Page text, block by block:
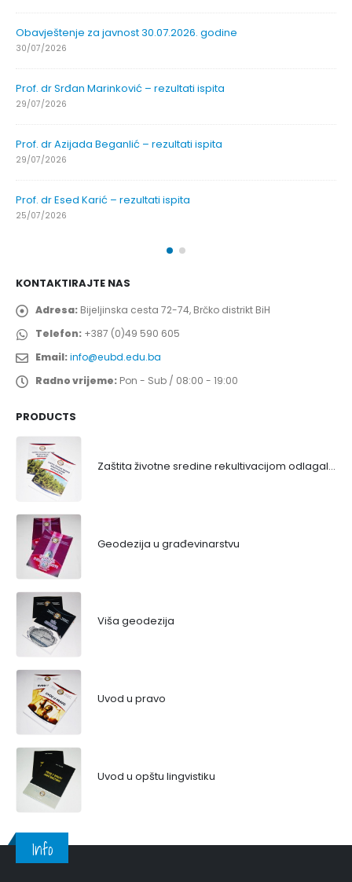
Obavještenje za javnost 30.07.2026. godine
30/07/2026
Prof. dr Srđan Marinković – rezultati ispita
29/07/2026
Prof. dr Azijada Beganlić – rezultati ispita
29/07/2026
Prof. dr Esed Karić – rezultati ispita
25/07/2026
KONTAKTIRAJTE NAS
Adresa: Bijeljinska cesta 72-74, Brčko distrikt BiH
Telefon: +387 (0)49 590 605
Email:info@eubd.edu.ba
Radno vrijeme: Pon - Sub / 08:00 - 19:00
PRODUCTS
Zaštita životne sredine rekultivacijom odlagališta
Geodezija u građevinarstvu
Viša geodezija
Uvod u pravo
Uvod u opštu lingvistiku
Info